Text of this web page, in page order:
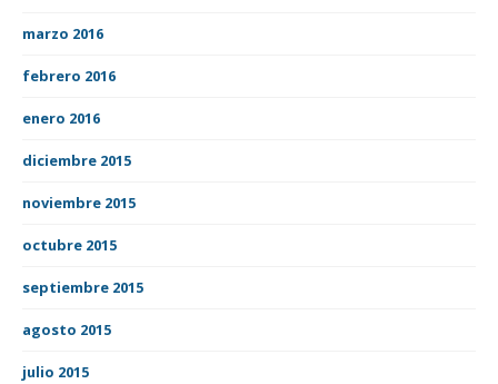
marzo 2016
febrero 2016
enero 2016
diciembre 2015
noviembre 2015
octubre 2015
septiembre 2015
agosto 2015
julio 2015